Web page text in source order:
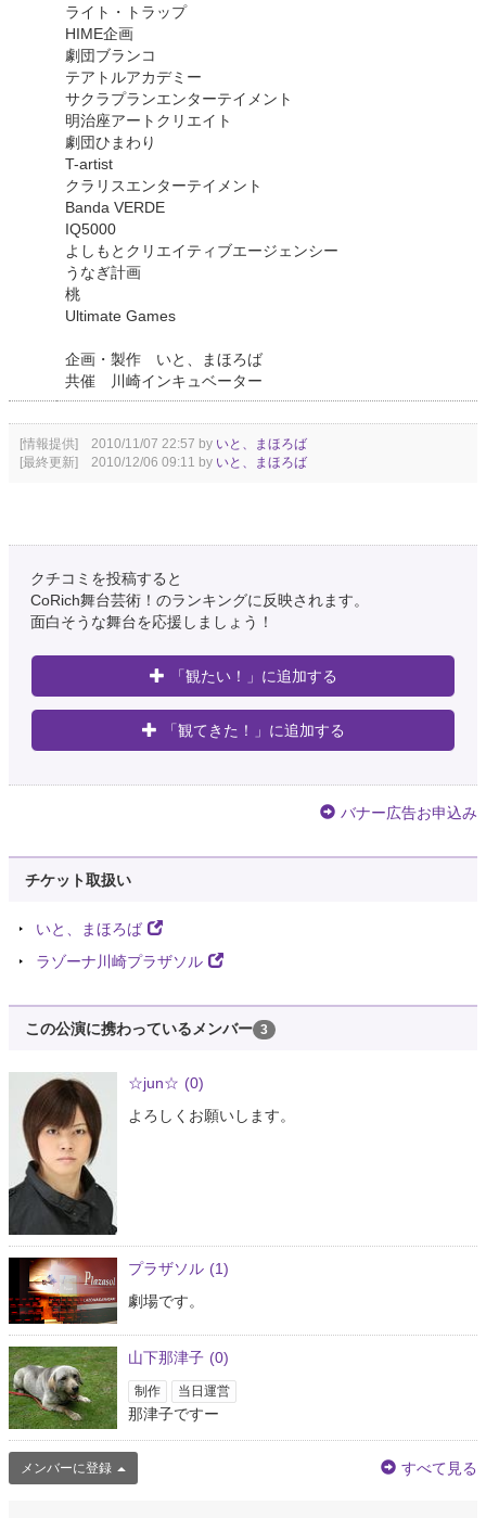
ライト・トラップ
HIME企画
劇団ブランコ
テアトルアカデミー
サクラプランエンターテイメント
明治座アートクリエイト
劇団ひまわり
T-artist
クラリスエンターテイメント
Banda VERDE
IQ5000
よしもとクリエイティブエージェンシー
うなぎ計画
桃
Ultimate Games
企画・製作 いと、まほろば
共催 川崎インキュベーター
[情報提供] 2010/11/07 22:57 by いと、まほろば
[最終更新] 2010/12/06 09:11 by いと、まほろば
クチコミを投稿すると
CoRich舞台芸術！のランキングに反映されます。
面白そうな舞台を応援しましょう！
「観たい！」に追加する
「観てきた！」に追加する
バナー広告お申込み
チケット取扱い
いと、まほろば
ラゾーナ川崎プラザソル
この公演に携わっているメンバー 3
☆jun☆ (0)
よろしくお願いします。
プラザソル (1)
劇場です。
山下那津子 (0)
制作 当日運営
那津子ですー
メンバーに登録 すべて見る